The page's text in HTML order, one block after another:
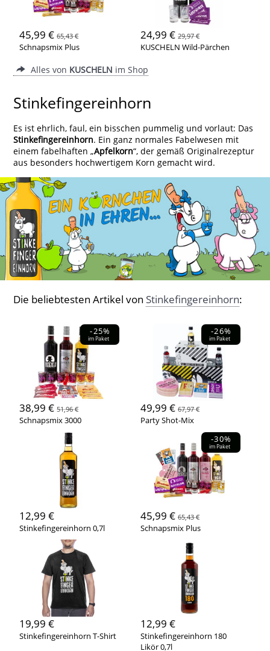
45,99 €65,43 €
Schnapsmix Plus
24,99 € 29,97 €
KUSCHELN Wild-Pärchen
Alles von KUSCHELN im Shop
Stinkefingereinhorn
Es ist ehrlich, faul, ein bisschen pummelig und vorlaut: Das
Stinkefingereinhorn. Ein ganz normales Fabelwesen mit
einem fabelhaften „Apfelkorn“, der gemäß Originalrezeptur
aus besonders hochwertigem Korn gemacht wird.
Die beliebtesten Artikel von Stinkefingereinhorn:
-25%
im Paket
38,99 €51,96 €
Schnapsmix 3000
-26%
im Paket
49,99 € 67,97 €
Party Shot-Mix
12,99 €
Stinkefingereinhorn 0,7l
-30%
im Paket
45,99 € 65,43 €
Schnapsmix Plus
19,99 €
Stinkefingereinhorn T-Shirt
12,99 €
Stinkefingereinhorn 180
Likör 0,7l